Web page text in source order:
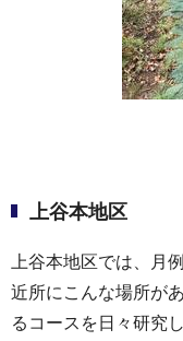
上谷本地区
上谷本地区では、月
近所にこんな場所が
るコースを日々研究